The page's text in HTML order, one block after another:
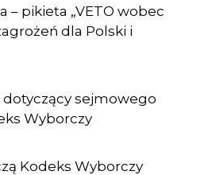
– pikieta „VETO wobec
dla Polski i
sejmowego
Wyborczy
Kodeks Wyborczy